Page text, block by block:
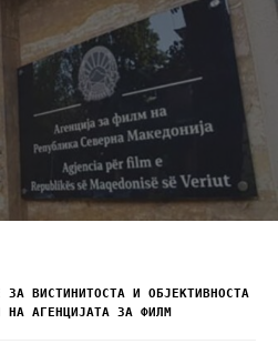
ВИСТИНИТОСТА И ОБЈЕКТИВНОСТА
НА АГЕНЦИЈАТА ЗА ФИЛМ